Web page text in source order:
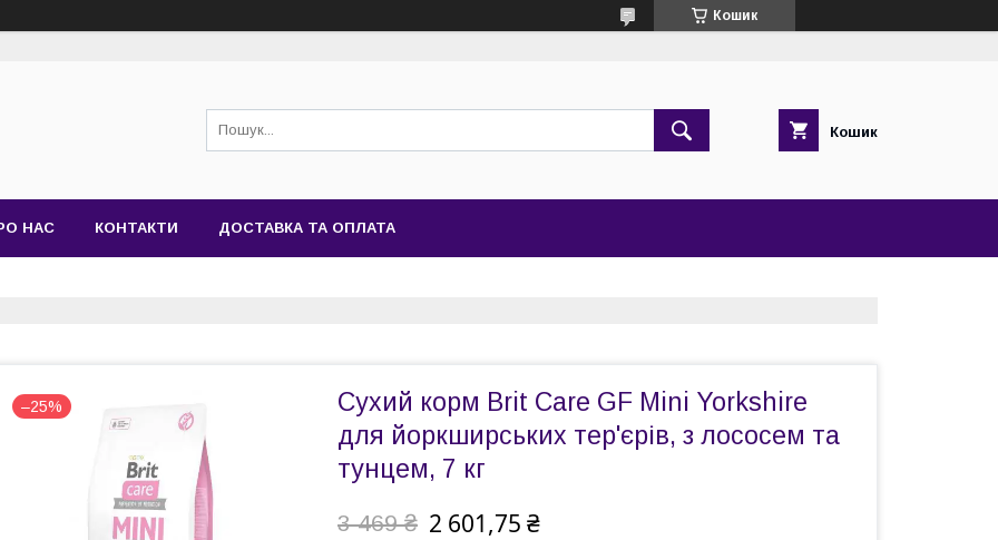
Кошик
Кошик
НАС КОНТАКТИ ДОСТАВКА ТА ОПЛАТА
–25%
Сухий корм Brit Care GF Mini Yorkshire
для йоркширських тер'єрів, з лососем та
тунцем, 7 кг
3 469 ₴ 2 601,75 ₴